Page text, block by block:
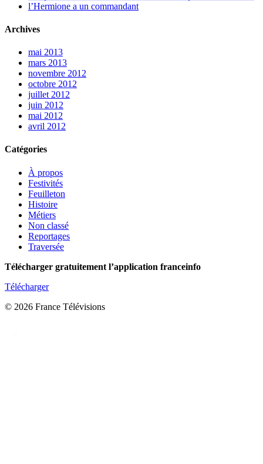
l’Hermione a un commandant
Archives
mai 2013
mars 2013
novembre 2012
octobre 2012
juillet 2012
juin 2012
mai 2012
avril 2012
Catégories
À propos
Festivités
Feuilleton
Histoire
Métiers
Non classé
Reportages
Traversée
Télécharger gratuitement l’application franceinfo
Télécharger
© 2026 France Télévisions